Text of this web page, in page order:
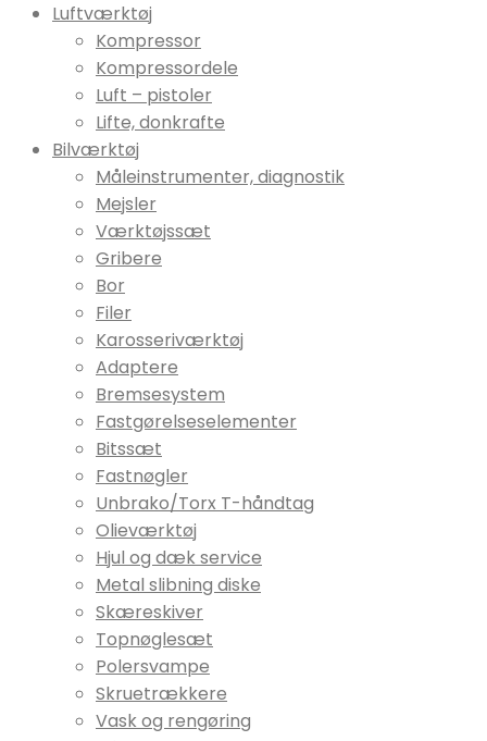
Luftværktøj
Kompressor
Kompressordele
Luft – pistoler
Lifte, donkrafte
Bilværktøj
Måleinstrumenter, diagnostik
Mejsler
Værktøjssæt
Gribere
Bor
Filer
Karosseriværktøj
Adaptere
Bremsesystem
Fastgørelseselementer
Bitssæt
Fastnøgler
Unbrako/Torx T-håndtag
Olieværktøj
Hjul og dæk service
Metal slibning diske
Skæreskiver
Topnøglesæt
Polersvampe
Skruetrækkere
Vask og rengøring